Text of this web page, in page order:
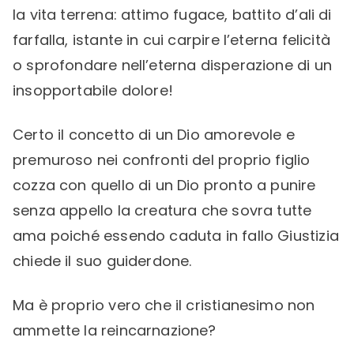
la vita terrena: attimo fugace, battito d’ali di
farfalla, istante in cui carpire l’eterna felicità
o sprofondare nell’eterna disperazione di un
insopportabile dolore!
Certo il concetto di un Dio amorevole e
premuroso nei confronti del proprio figlio
cozza con quello di un Dio pronto a punire
senza appello la creatura che sovra tutte
ama poiché essendo caduta in fallo Giustizia
chiede il suo guiderdone.
Ma è proprio vero che il cristianesimo non
ammette la reincarnazione?